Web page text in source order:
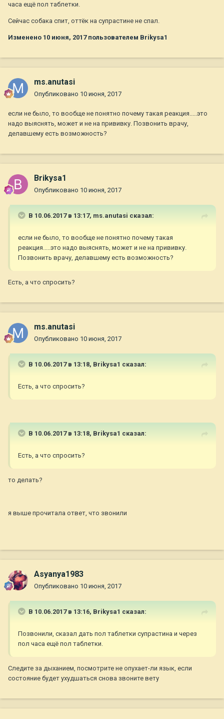
часа ещё пол таблетки.
Сейчас собака спит, оттёк на супрастине не спал.
Изменено 10 июня, 2017пользователем Brikysa1
ms.anutasi
Опубликовано 10 июня, 2017
если не было, то вообще не понятно почему такая реакция.....это
надо выяснять, может и не на прививку. Позвонить врачу,
делавшему есть возможность?
Brikysa1
Опубликовано 10 июня, 2017
В 10.06.2017 в 13:17, ms.anutasi сказал:
если не было, то вообще не понятно почему такая
реакция.....это надо выяснять, может и не на прививку.
Позвонить врачу, делавшему есть возможность?
Есть, а что спросить?
ms.anutasi
Опубликовано 10 июня, 2017
В 10.06.2017 в 13:18, Brikysa1 сказал:
Есть, а что спросить?
В 10.06.2017 в 13:18, Brikysa1 сказал:
Есть, а что спросить?
то делать?
я выше прочитала ответ, что звонили
Asyanya1983
Опубликовано 10 июня, 2017
В 10.06.2017 в 13:16, Brikysa1 сказал:
Позвонили, сказал дать пол таблетки супрастина и через
пол часа ещё пол таблетки.
Следите за дыханием, посмотрите не опухает-ли язык, если
состояние будет ухудшаться снова звоните вету